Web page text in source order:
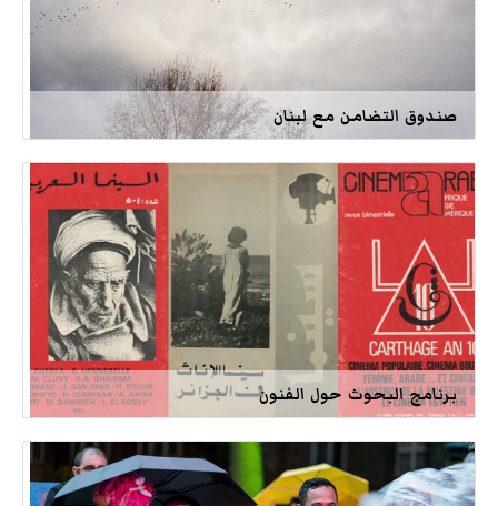
صندوق التضامن مع لبنان
برنامج البحوث حول الفنون